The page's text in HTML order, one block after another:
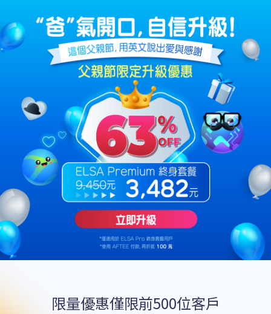
限量優惠僅限前500位客戶